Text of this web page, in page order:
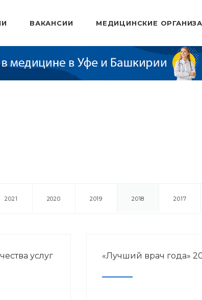
ВАКАНСИИ МЕДИЦИНСКИЕ
2021 2020 2019 2018 2017
услуг
«Лучший врач года»